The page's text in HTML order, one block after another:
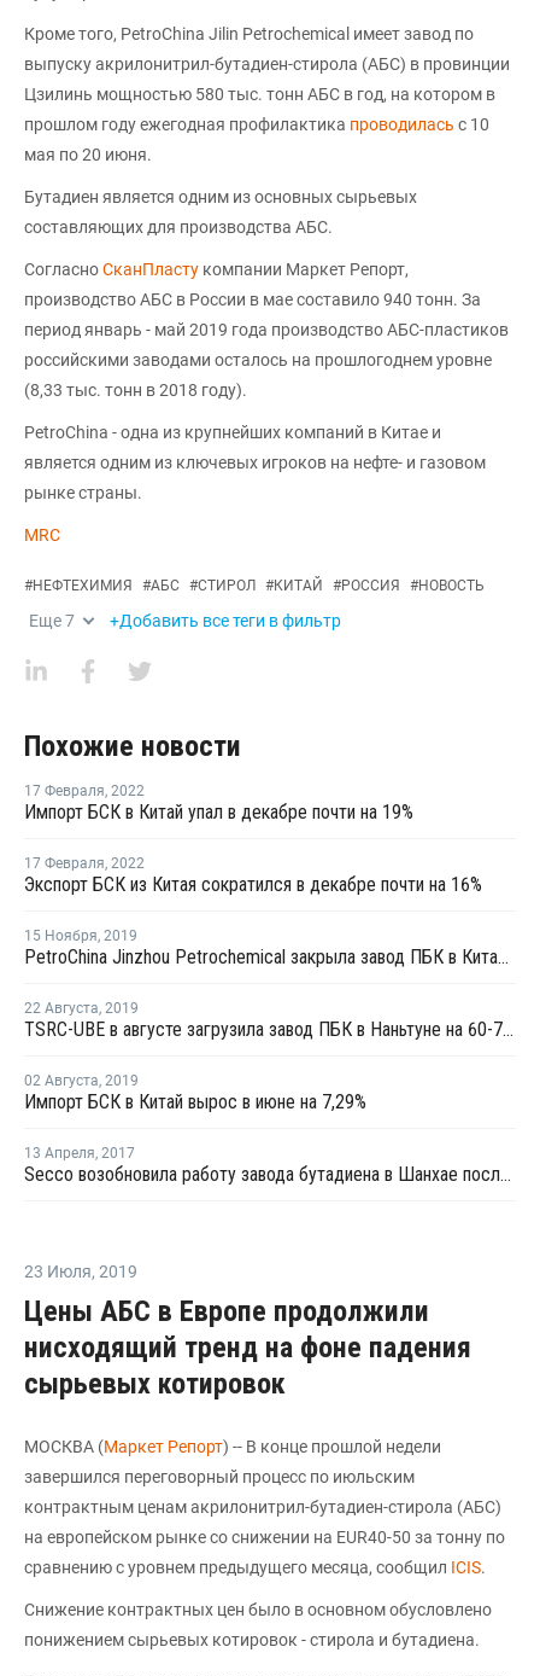
Кроме того, PetroChina Jilin Petrochemical имеет завод по
выпуску акрилонитрил-бутадиен-стирола (АБС) в провинции
Цзилинь мощностью 580 тыс. тонн АБС в год, на котором в
прошлом году ежегодная профилактика проводилась с 10
мая по 20 июня.
Бутадиен является одним из основных сырьевых
составляющих для производства АБС.
СогласноСканПласту компании Маркет Репорт,
производство АБС в России в мае составило 940 тонн. За
период январь - май 2019 года производство АБС-пластиков
российскими заводами осталось на прошлогоднем уровне
(8,33 тыс. тонн в 2018 году).
PetroChina - одна из крупнейших компаний в Китае и
является одним из ключевых игроков на нефте- и газовом
рынке страны.
MRC
#НЕФТЕХИМИЯ #АБС #СТИРОЛ #КИТАЙ #РОССИЯ #НОВОСТЬ
Еще7 +Добавить все теги в фильтр
Похожие новости
17 Февраля, 2022
Импорт БСК в Китай упал в декабре почти на 19%
17 Февраля, 2022
Экспорт БСК из Китая сократился в декабре почти на 16%
15 Ноября, 2019
PetroChina Jinzhou Petrochemical закрыла завод ПБК в Китае на внеплановый ремонт
22 Августа, 2019
TSRC-UBE в августе загрузила завод ПБК в Наньтуне на 60-70%
02 Августа, 2019
Импорт БСК в Китай вырос в июне на 7,29%
13 Апреля, 2017
Secco возобновила работу завода бутадиена в Шанхае после ремонта
23 Июля, 2019
Цены АБС в Европе продолжили
нисходящий тренд на фоне падения
сырьевых котировок
МОСКВА (Маркет Репорт) -- В конце прошлой недели
завершился переговорный процесс по июльским
контрактным ценам акрилонитрил-бутадиен-стирола (АБС)
на европейском рынке со снижении на EUR40-50 за тонну по
сравнению с уровнем предыдущего месяца, сообщил ICIS.
Снижение контрактных цен было в основном обусловлено
понижением сырьевых котировок - стирола и бутадиена.